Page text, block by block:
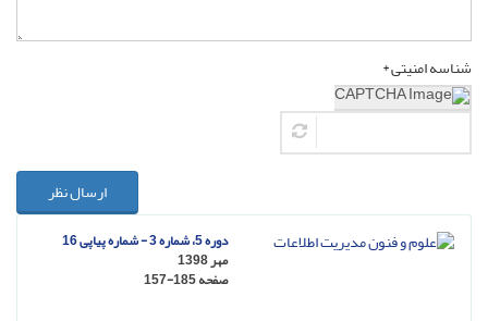
شناسه امنیتی *
ارسال نظر
دوره 5، شماره 3 - شماره پیاپی 16
مهر 1398
صفحه157-185